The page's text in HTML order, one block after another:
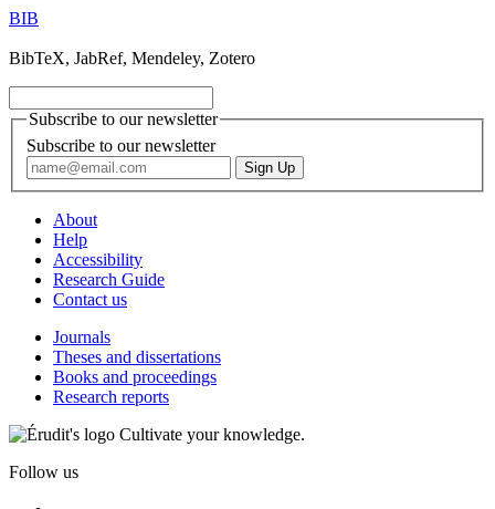
BIB
BibTeX, JabRef, Mendeley, Zotero
Subscribe to our newsletter
Subscribe to our newsletter
About
Help
Accessibility
Research Guide
Contact us
Journals
Theses and dissertations
Books and proceedings
Research reports
Cultivate your knowledge.
Follow us